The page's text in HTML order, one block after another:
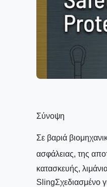
Σύνοψη
Σε βαριά
ασφάλειας, της
κατασκευής,
SlingΣχεδιασμένο